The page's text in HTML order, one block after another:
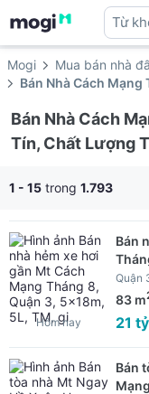
Từ
địa
Mogi Mua bán nhà
Bán Nhà Cách Mạng
Bán Nhà Cách
Tín, Chất Lượng
1 - 15 trong 1.793
Bán
Quận
83 m
21
Hôm nay
Bán